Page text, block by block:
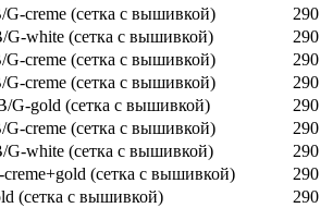
G-creme (сетка с вышивкой)
290
G-white (сетка с вышивкой)
290
G-creme (сетка с вышивкой)
290
G-creme (сетка с вышивкой)
290
G-gold (сетка с вышивкой)
290
G-creme (сетка с вышивкой)
290
G-white (сетка с вышивкой)
290
(сетка с вышивкой)
290
(сетка с вышивкой)
290